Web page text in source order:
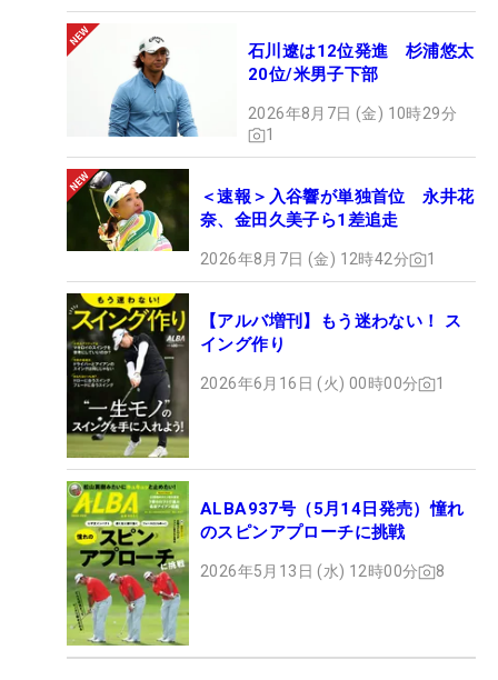
石川遼は12位発進 杉浦悠太
20位/米男子下部
2026年8月7日 (金) 10時29分
1
＜速報＞入谷響が単独首位 永井花
奈、金田久美子ら1差追走
2026年8月7日 (金) 12時42分 1
【アルバ増刊】もう迷わない！ ス
イング作り
2026年6月16日 (火) 00時00分 1
ALBA937号（5月14日発売）憧れ
のスピンアプローチに挑戦
2026年5月13日 (水) 12時00分 8